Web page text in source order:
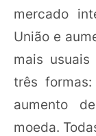
mercado
União e
mais
três
aumento
moeda.